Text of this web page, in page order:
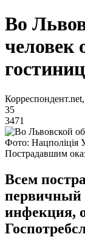
Во
человек
35
3471
Фото: Нацполіція
Пострадавшим
Всем
первичный
инфекция,